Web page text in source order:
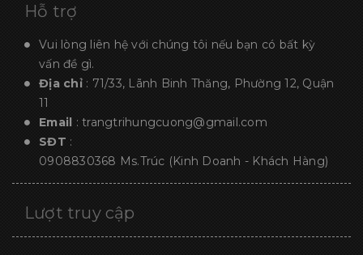
Hỗ trợ
Vui lòng liên hệ với chúng tôi nếu bạn có bất kỳ
vấn đề gì.
Địa chỉ : 71/33, Lãnh Binh Thăng, Phường 12, Quận
11
Email : trangtrihungcuong@gmail.com
SĐT :
0908830368 Ms.Trúc (Kinh Doanh - Khách Hàng)
Lượt truy cập